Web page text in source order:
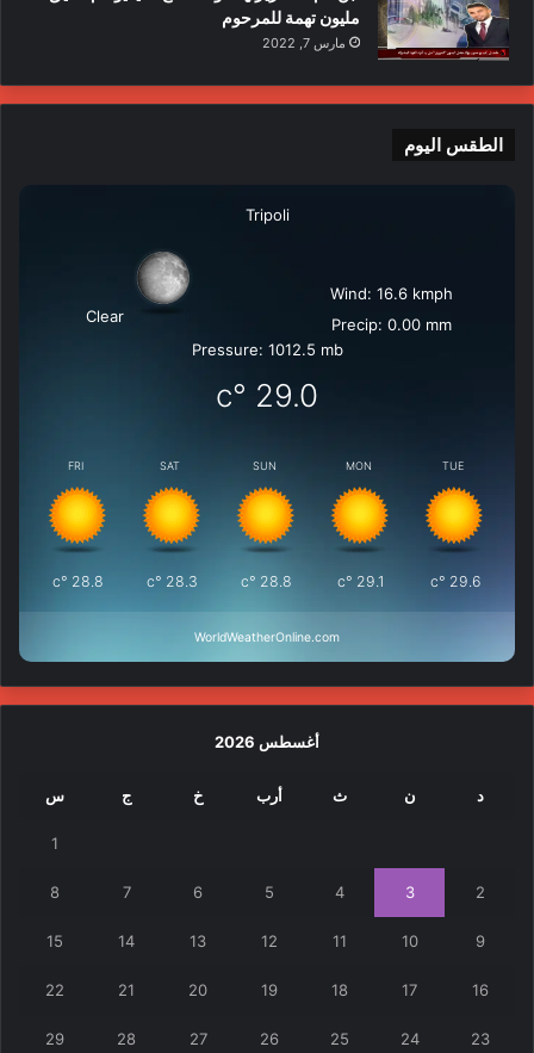
مليون تهمة للمرحوم
مارس 7, 2022
الطقس اليوم
Tripoli
Clear
Wind: 16.6 kmph
Precip: 0.00 mm
Pressure: 1012.5 mb
29.0
°c
FRI
28.8
°c
SAT
28.3
°c
SUN
28.8
°c
MON
29.1
°c
TUE
29.6
°c
WorldWeatherOnline.com
أغسطس 2026
د ن ث أرب خ ج س
1
2
3
4
5
6
7
8
9
10
11
12
13
14
15
16
17
18
19
20
21
22
23
24
25
26
27
28
29